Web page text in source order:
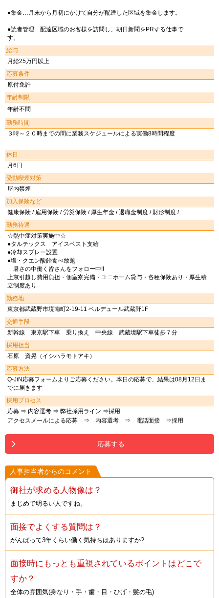
●集金…月末から月初にかけて自分が配達した区域を集金します。
●読者管理…配達区域のお客様を訪問し、朝日新聞をPRする仕事で
す。
給与
月給25万円以上
応募条件
原付免許
年齢制限
年齢不問
勤務時間
３時～２０時までの間に業務スケジュールによる実働8時間程度
休日
月6日
受動喫煙対策
屋内禁煙
加入保険など
健康保険 / 雇用保険 / 労災保険 / 厚生年金 / 退職金制度 / 財形制度 /
勤務待遇
☆熱中症対策実施中☆
●タルテックス アイスベスト支給
●冷却スプレー設置
●塩・クエン酸飴食べ放題
暑さの中働く皆さんをフォロー中!!
上京引越し費用負担・個室寮完備・ユニホーム貸与・各種保険あり・厚生積
立制度あり
勤務地
東京都武蔵野市境南町2-19-11 ベルデュール武蔵野1F
交通手段
新幹線 東京駅下車 乗り換え 中央線 武蔵境駅下車徒歩７分
採用担当
石原 資晃（イシハラモトアキ）
応募方法
Q-JiN応募フォームよりご応募ください。本日の応募で、結果は08月12日ま
でに届きます
採用プロセス
応募 ⇒ 内容選考 ⇒ 弊社採用ライン ⇒採用
アクセスメールによる応募 ⇒ 内容選考 ⇒ 電話面接 ⇒採用
応募する
人事担当者からのコメント
御社が求める人物像は？
まじめで明るい人ですね。
面接でよくする質問は？
がんばって3年くらい働く気持ちはありますか?
面接時にもっとも重視されているポイントはどこで
すか？
全体の雰囲気(身なり・手・歯・目・ひげ・髪の毛)